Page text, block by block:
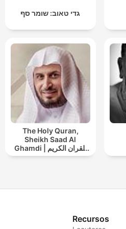
גדי טאוב: שומר סף
The Holy Quran,
Sheikh Saad Al
Ghamdi | القران الكريم
سعد الغامدي
Recursos